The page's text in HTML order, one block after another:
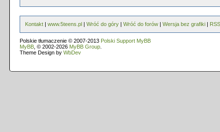
Kontakt | www.5teens.pl | Wróć do góry | Wróć do forów | Wersja bez grafiki | RSS
Polskie tłumaczenie © 2007-2013 Polski Support MyBB
MyBB , © 2002-2026 MyBB Group
Theme Design by WbDev